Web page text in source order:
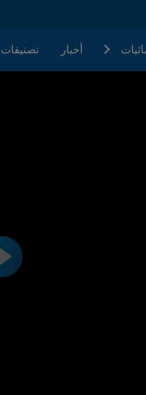
أخبار تصنيفات